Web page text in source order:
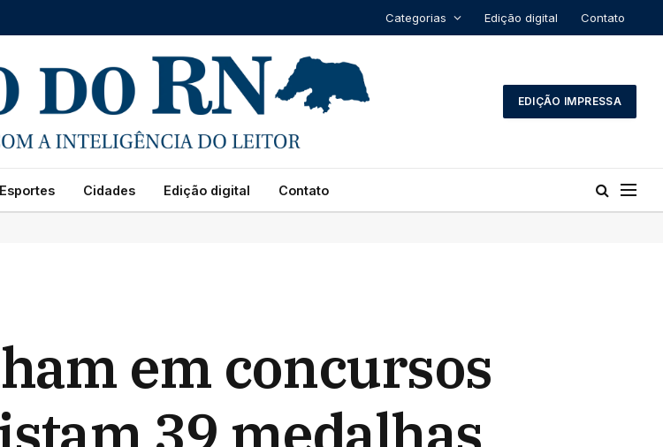
Categorias Edição digital Contato
EDIÇÃO IMPRESSA
Esportes Cidades Edição digital Contato
em concursos